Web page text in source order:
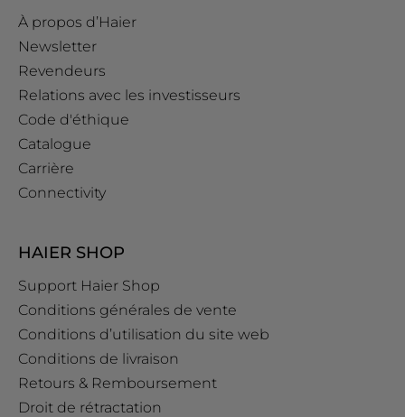
À propos d’Haier
Newsletter
Revendeurs
Relations avec les investisseurs
Code d'éthique
Catalogue
Carrière
Connectivity
HAIER SHOP
Support Haier Shop
Conditions générales de vente
Conditions d’utilisation du site web
Conditions de livraison
Retours & Remboursement
Droit de rétractation